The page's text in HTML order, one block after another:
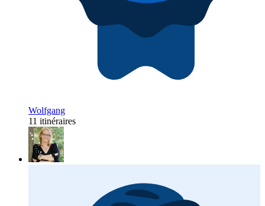
Wolfgang
11 itinéraires